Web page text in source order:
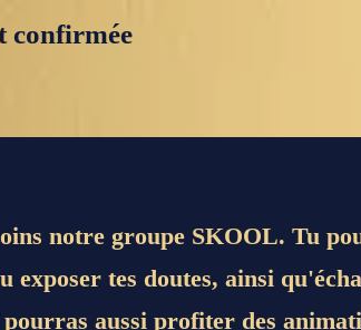
confirmée
notre groupe SKOOL. Tu
exposer tes doutes, ainsi
aussi profiter des